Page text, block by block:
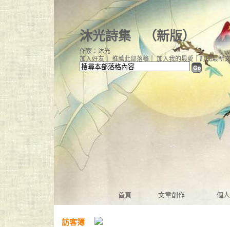
沐光詩集（新版）
首頁 文章創作 個
加入好友 推薦此部落格 ｜加入我的最愛 ｜ 訂閱最新
作家：沐光
訪客簿